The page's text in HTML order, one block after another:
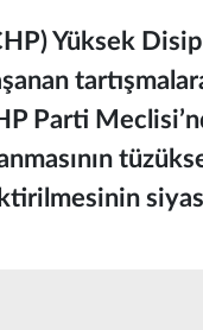
Yüksek
Parti